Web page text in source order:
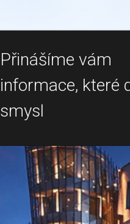
Přinášíme vám
informace, které
smysl